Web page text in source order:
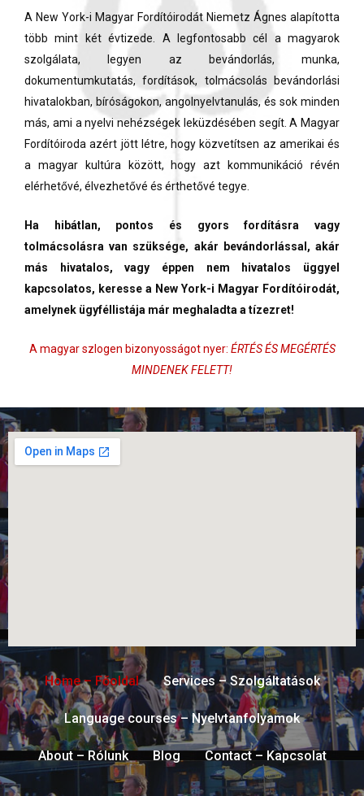
A New York-i Magyar Fordítóirodát Niemetz Ágnes alapította
több mint két évtizede. A legfontosabb cél a magyarok
szolgálata, legyen az bevándorlás, munka,
dokumentumkutatás, fordítások, tolmácsolás bevándorlási
hivatalokban, bíróságokon, angolnyelvtanulás, és sok minden
más, ami a nyelvi nehézségek leküzdésében segít. A Magyar
Fordítóiroda azért jött létre, hogy közvetítsen az amerikai és
a magyar kultúra között, hogy azt kommunikáció révén
elérhetővé, élvezhetővé és érthetővé tegye.
Ha hibátlan, pontos és gyors fordításra vagy
tolmácsolásra van szüksége, akár bevándorlással, akár
más hivatalos, vagy éppen nem hivatalos üggyel
kapcsolatos, keresse a New York-i Magyar Fordítóirodát,
amelynek ügyféllistája már meghaladta a tízezret!
A magyar szlogen bizonyosságot nyer: ÉRTÉS ÉS MEGÉRTÉS
MINDENEK FELETT!
Home – Főoldal Services – Szolgáltatások
Language courses – Nyelvtanfolyamok
About – Rólunk Blog Contact – Kapcsolat